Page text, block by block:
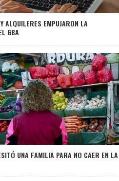
ALQUILERES EMPUJARON LA
GBA
UNA FAMILIA PARA NO CAER EN LA